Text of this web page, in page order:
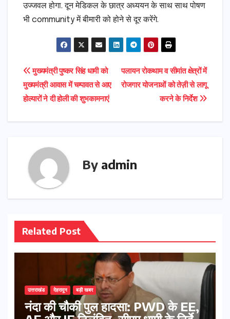
उज्जवल होगा. दून मेडिकल के छात्र अध्ययन के साथ साथ पोषण
भी community में बीमारी को होने से दूर करेंगे.
Post
navigation
पलायन रोकथाम व सीमांत क्षेत्रों में
रोजगार योजनाओं को तेज़ी से लागू
करने के निर्देश
मुख्यमंत्री पुष्कर सिंह धामी को
मुख्यमंत्री आवास में चम्पावत से आए
होल्यारों ने दी होली की शुभकामनाएं
By admin
Related Post
उत्तराखंड देहरादून बड़ी खबर
नंदा की चौकी पुल हादसा: PWD के EE,